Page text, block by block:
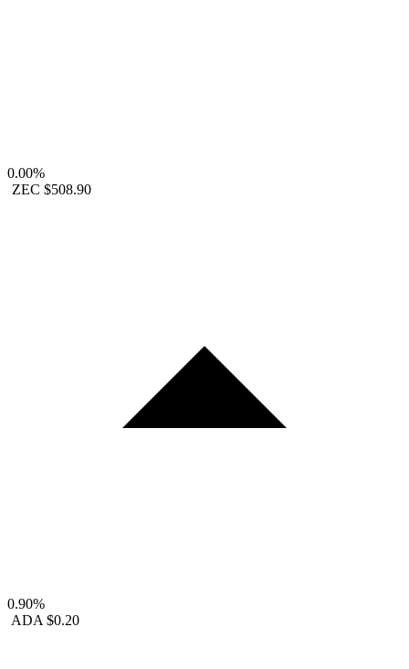
0.00%
ZEC $508.90
0.90%
ADA $0.20